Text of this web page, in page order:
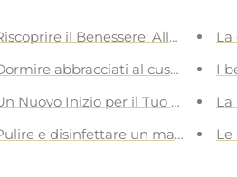
per la Tua Salute
Segreti del Pisolino
del Parlare nel Sonno
Biologico Notturno
il Benessere: Alla Ricerca
abbracciati al cuscino: un
Nuovo Inizio per il Tuo Sonno: Il
e disinfettare un materasso
La
I
La
Le